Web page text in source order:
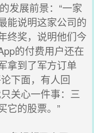
发展前景：“一家
能说明这家公司的
终奖，说明他们今
的付费用户还在
拿到了军方订单
下面，有人回
关心一件事：三
它的股票。”